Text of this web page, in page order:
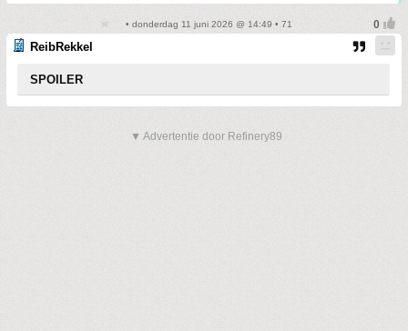
• donderdag 11 juni 2026 @ 14:49 • 71
ReibRekkel
SPOILER
▼ Advertentie door Refinery89